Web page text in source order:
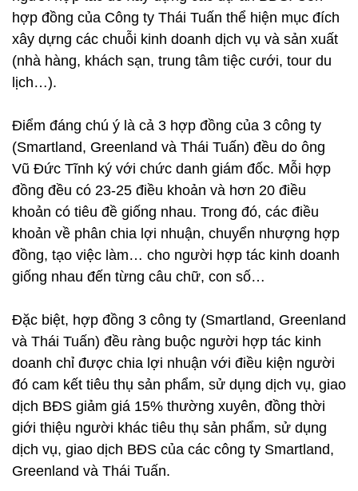
hợp đồng của Công ty Thái Tuấn thể hiện mục đích
xây dựng các chuỗi kinh doanh dịch vụ và sản xuất
(nhà hàng, khách sạn, trung tâm tiệc cưới, tour du
lịch…).
Điểm đáng chú ý là cả 3 hợp đồng của 3 công ty
(Smartland, Greenland và Thái Tuấn) đều do ông
Vũ Đức Tĩnh ký với chức danh giám đốc. Mỗi hợp
đồng đều có 23-25 điều khoản và hơn 20 điều
khoản có tiêu đề giống nhau. Trong đó, các điều
khoản về phân chia lợi nhuận, chuyển nhượng hợp
đồng, tạo việc làm… cho người hợp tác kinh doanh
giống nhau đến từng câu chữ, con số…
Đặc biệt, hợp đồng 3 công ty (Smartland, Greenland
và Thái Tuấn) đều ràng buộc người hợp tác kinh
doanh chỉ được chia lợi nhuận với điều kiện người
đó cam kết tiêu thụ sản phẩm, sử dụng dịch vụ, giao
dịch BĐS giảm giá 15% thường xuyên, đồng thời
giới thiệu người khác tiêu thụ sản phẩm, sử dụng
dịch vụ, giao dịch BĐS của các công ty Smartland,
Greenland và Thái Tuấn.